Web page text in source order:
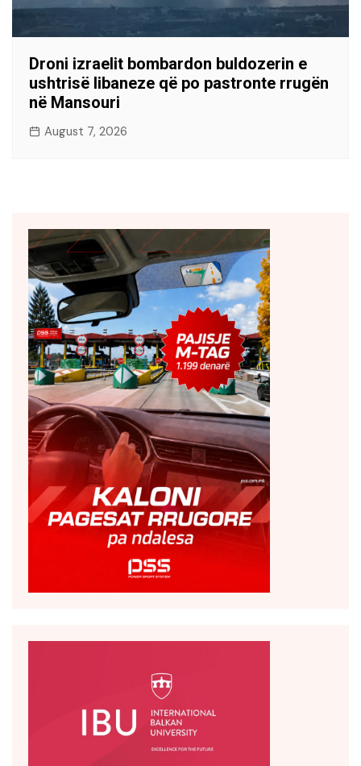
Droni izraelit bombardon buldozerin e
ushtrisë libaneze që po pastronte rrugën
në Mansouri
August 7, 2026